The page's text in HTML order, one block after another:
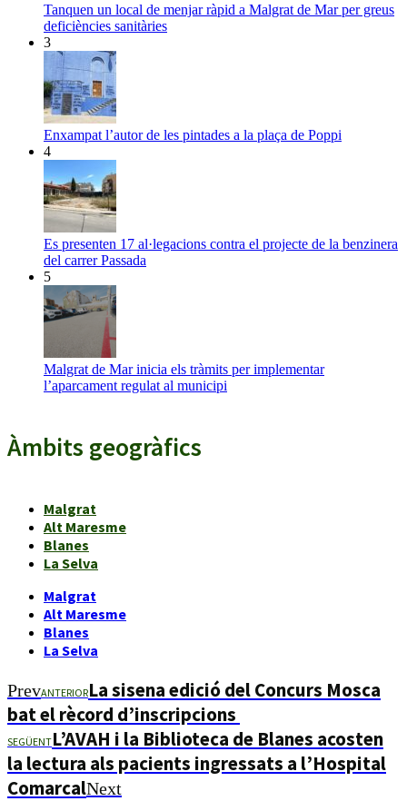
Tanquen un local de menjar ràpid a Malgrat de Mar per greus
deficiències sanitàries
3
Enxampat l’autor de les pintades a la plaça de Poppi
4
Es presenten 17 al·legacions contra el projecte de la benzinera
del carrer Passada
5
Malgrat de Mar inicia els tràmits per implementar
l’aparcament regulat al municipi
Àmbits geogràfics
Malgrat
Alt Maresme
Blanes
La Selva
Malgrat
Alt Maresme
Blanes
La Selva
PrevANTERIORLa sisena edició del Concurs Mosca
bat el rècord d’inscripcions
SEGÜENTL’AVAH i la Biblioteca de Blanes acosten
la lectura als pacients ingressats a l’Hospital
ComarcalNext